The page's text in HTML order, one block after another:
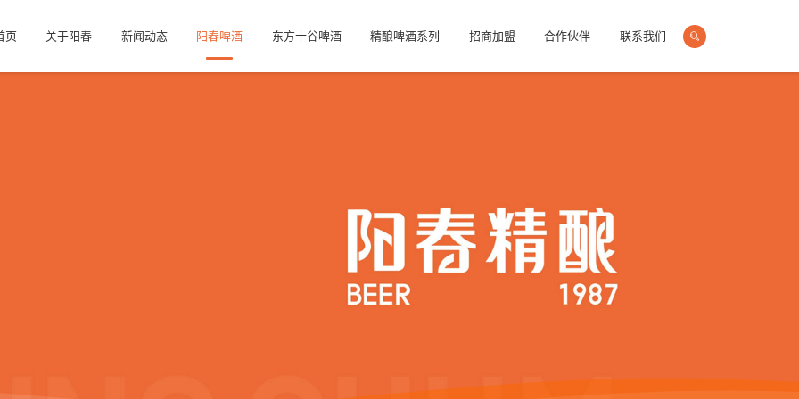
页 关于阳春 新闻动态 阳春啤酒 东方十谷啤酒 精酿啤酒系列 招商加盟 合作伙伴 联系我们